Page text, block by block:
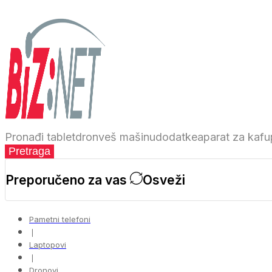
Pronađi tabletdronveš mašinudodatkeaparat za kafu
Pretraga
Preporučeno za vas Osveži
Pametni telefoni
❘
Laptopovi
❘